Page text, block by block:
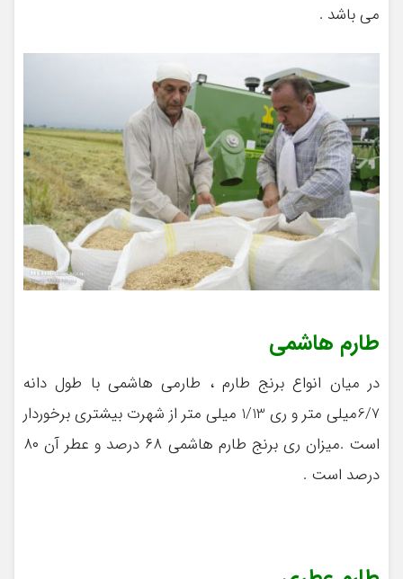
می باشد .
طارم هاشمی
در میان انواع برنج طارم ، طارمی هاشمی با طول دانه
6/7میلی متر و ری 1/13 میلی متر از شهرت بیشتری برخوردار
است .میزان ری برنج طارم هاشمی ۶۸ درصد و عطر آن ۸۰
درصد است .